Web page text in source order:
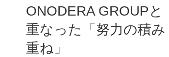
ONODERA GROUPと
重なった「努力の積み
重ね」